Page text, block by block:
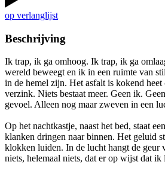
op verlanglijst
Beschrijving
Ik trap, ik ga omhoog. Ik trap, ik ga
wereld beweegt en ik in een ruimte van
in de hemel zijn. Het asfalt is kokend
verzink. Niets bestaat meer. Geen ik.
gevoel. Alleen nog maar zweven in een
Op het nachtkastje, naast het bed, staat
klanken dringen naar binnen. Het geluid
klokken luiden. In de lucht hangt de geur
niets, helemaal niets, dat er op wijst dat ik